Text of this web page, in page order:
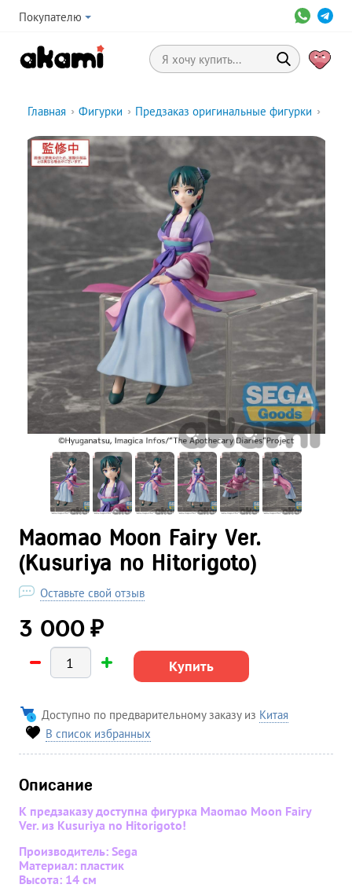
Покупателю
Главная › Фигурки › Предзаказ оригинальные фигурки ›
Maomao Moon Fairy Ver.
(Kusuriya no Hitorigoto)
Оставьте свой отзыв
3 000 ₽
Купить
Доступно по предварительному заказу из Китая
В список избранных
Описание
К предзаказу доступна фигурка Maomao Moon Fairy
Ver. из Kusuriya no Hitorigoto!
Производитель: Sega
Материал: пластик
Высота: 14 см